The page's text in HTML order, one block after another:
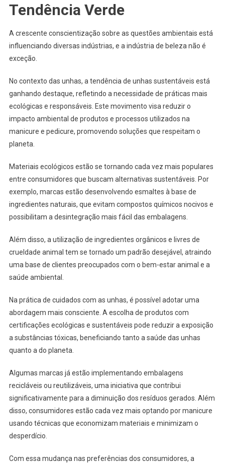
Tendência Verde
A crescente conscientização sobre as questões ambientais está
influenciando diversas indústrias, e a indústria de beleza não é
exceção.
No contexto das unhas, a tendência de unhas sustentáveis está
ganhando destaque, refletindo a necessidade de práticas mais
ecológicas e responsáveis. Este movimento visa reduzir o
impacto ambiental de produtos e processos utilizados na
manicure e pedicure, promovendo soluções que respeitam o
planeta.
Materiais ecológicos estão se tornando cada vez mais populares
entre consumidores que buscam alternativas sustentáveis. Por
exemplo, marcas estão desenvolvendo esmaltes à base de
ingredientes naturais, que evitam compostos químicos nocivos e
possibilitam a desintegração mais fácil das embalagens.
Além disso, a utilização de ingredientes orgânicos e livres de
crueldade animal tem se tornado um padrão desejável, atraindo
uma base de clientes preocupados com o bem-estar animal e a
saúde ambiental.
Na prática de cuidados com as unhas, é possível adotar uma
abordagem mais consciente. A escolha de produtos com
certificações ecológicas e sustentáveis pode reduzir a exposição
a substâncias tóxicas, beneficiando tanto a saúde das unhas
quanto a do planeta.
Algumas marcas já estão implementando embalagens
recicláveis ou reutilizáveis, uma iniciativa que contribui
significativamente para a diminuição dos resíduos gerados. Além
disso, consumidores estão cada vez mais optando por manicure
usando técnicas que economizam materiais e minimizam o
desperdício.
Com essa mudança nas preferências dos consumidores, a